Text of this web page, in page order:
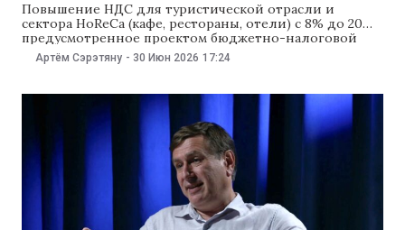
Повышение НДС для туристической отрасли и
сектора HoReCa (кафе, рестораны, отели) с 8% до 20%,
предусмотренное проектом бюджетно-налоговой
политики, может привести к существенному росту
цен, сокращению числа туристов и закрытию части
туристической отрасли на пресс-конференции 30
июня. По словам консультанта Национальной
ассоциации въездного
Артём Сэрэтяну - 30 Июн 2026 17:24